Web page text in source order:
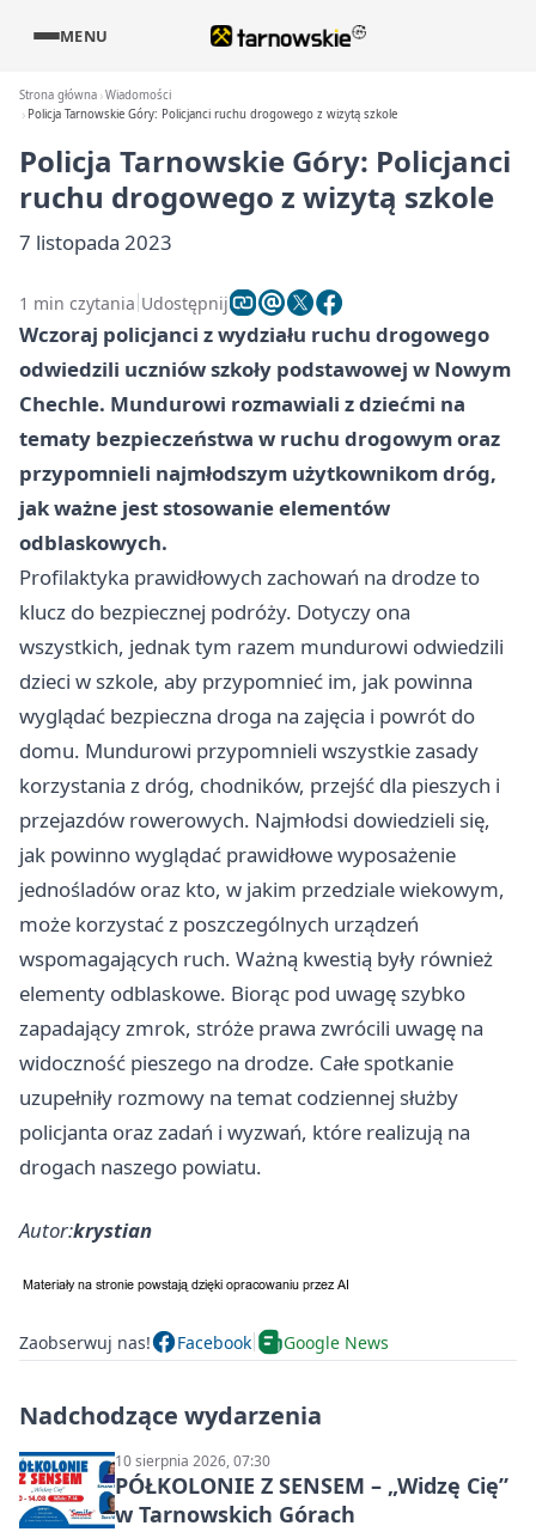
MENU
Strona główna Wiadomości
Policja Tarnowskie Góry: Policjanci ruchu drogowego z wizytą szkole
Policja Tarnowskie Góry: Policjanci
ruchu drogowego z wizytą szkole
7 listopada 2023
1 min czytania Udostępnij
Wczoraj policjanci z wydziału ruchu drogowego
odwiedzili uczniów szkoły podstawowej w Nowym
Chechle. Mundurowi rozmawiali z dziećmi na
tematy bezpieczeństwa w ruchu drogowym oraz
przypomnieli najmłodszym użytkownikom dróg,
jak ważne jest stosowanie elementów
odblaskowych.
Profilaktyka prawidłowych zachowań na drodze to
klucz do bezpiecznej podróży. Dotyczy ona
wszystkich, jednak tym razem mundurowi odwiedzili
dzieci w szkole, aby przypomnieć im, jak powinna
wyglądać bezpieczna droga na zajęcia i powrót do
domu. Mundurowi przypomnieli wszystkie zasady
korzystania z dróg, chodników, przejść dla pieszych i
przejazdów rowerowych. Najmłodsi dowiedzieli się,
jak powinno wyglądać prawidłowe wyposażenie
jednośladów oraz kto, w jakim przedziale wiekowym,
może korzystać z poszczególnych urządzeń
wspomagających ruch. Ważną kwestią były również
elementy odblaskowe. Biorąc pod uwagę szybko
zapadający zmrok, stróże prawa zwrócili uwagę na
widoczność pieszego na drodze. Całe spotkanie
uzupełniły rozmowy na temat codziennej służby
policjanta oraz zadań i wyzwań, które realizują na
drogach naszego powiatu.
Autor:krystian
Zaobserwuj nas! Facebook Google News
Nadchodzące wydarzenia
10 sierpnia 2026, 07:30
PÓŁKOLONIE Z SENSEM – „Widzę Cię”
w Tarnowskich Górach